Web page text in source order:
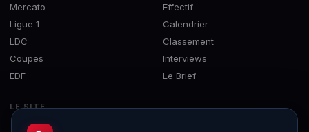
Mercato
Ligue 1
LDC
Coupes
EDF
Effectif
Calendrier
Classement
Interviews
Le Brief
LE SITE